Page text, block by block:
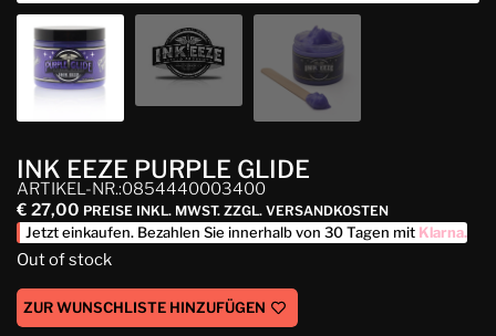
INK EEZE PURPLE GLIDE
ARTIKEL-NR.:0854440003400
€ 27,00 PREISE INKL. MWST. ZZGL. VERSANDKOSTEN
Jetzt einkaufen. Bezahlen Sie innerhalb von 30 Tagen mit Klarna.
Out of stock
ZUR WUNSCHLISTE HINZUFÜGEN